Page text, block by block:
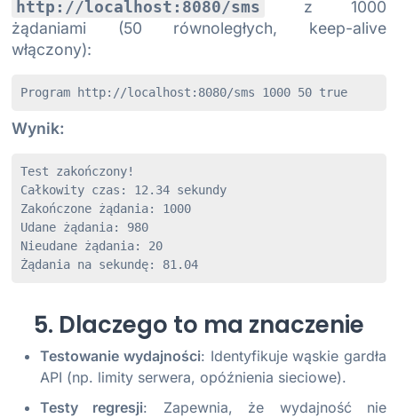
http://localhost:8080/sms
z 1000
żądaniami (50 równoległych, keep-alive
włączony):
Program http://localhost:8080/sms 1000 50 true
Wynik:
Test zakończony!
Całkowity czas: 12.34 sekundy
Zakończone żądania: 1000
Udane żądania: 980
Nieudane żądania: 20
Żądania na sekundę: 81.04
5. Dlaczego to ma znaczenie
Testowanie wydajności: Identyfikuje wąskie gardła
API (np. limity serwera, opóźnienia sieciowe).
Testy regresji: Zapewnia, że wydajność nie